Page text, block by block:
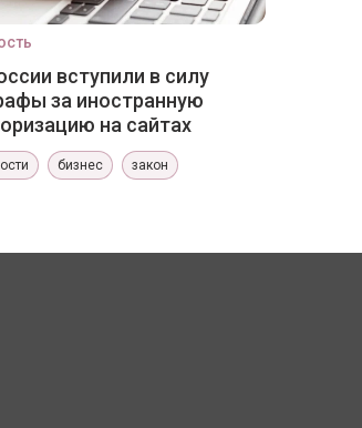
вступили в силу
за иностранную
на сайтах
бизнес закон